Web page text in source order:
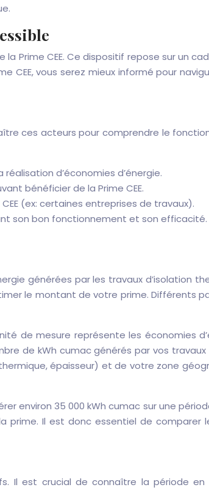
Prime CEE. Ce dispositif repose sur un
vous serez mieux informé pour
ces acteurs pour comprendre le
réalisation d’économies d’énergie.
bénéficier de la Prime CEE.
(ex: certaines entreprises de travaux).
son bon fonctionnement et son
générées par les travaux d’isolation
le montant de votre prime. Différents
de mesure représente les économies
de kWh cumac générés par vos travaux
épaisseur) et de votre zone
environ 35 000 kWh cumac sur une
prime. Il est donc essentiel de comparer
Il est crucial de connaître la période